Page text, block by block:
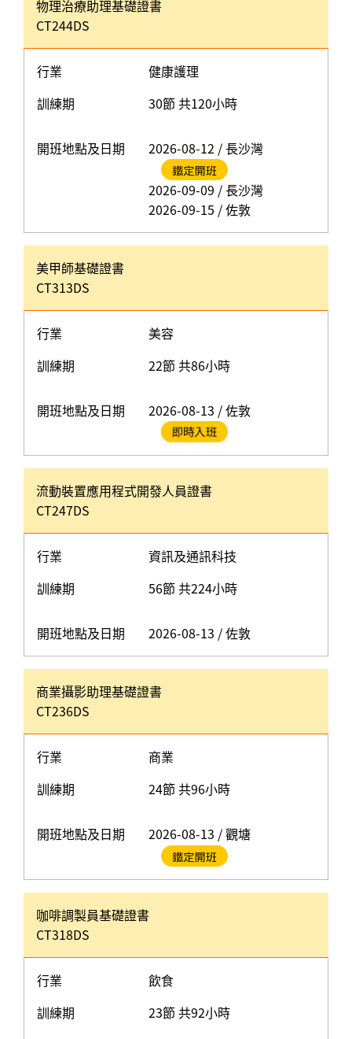
物理治療助理基礎證書
CT244DS
行業
健康護理
訓練期
30節 共120小時
開班地點及日期 2026-08-12 / 長沙灣
2026-09-09 / 長沙灣
2026-09-15 / 佐敦
美甲師基礎證書
CT313DS
行業
美容
訓練期
22節 共86小時
開班地點及日期 2026-08-13 / 佐敦
流動裝置應用程式開發人員證書
CT247DS
行業
資訊及通訊科技
訓練期
56節 共224小時
開班地點及日期 2026-08-13 / 佐敦
商業攝影助理基礎證書
CT236DS
行業
商業
訓練期
24節 共96小時
開班地點及日期 2026-08-13 / 觀塘
咖啡調製員基礎證書
CT318DS
行業
飲食
訓練期
23節 共92小時